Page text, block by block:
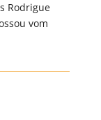
Rodrigue
vom